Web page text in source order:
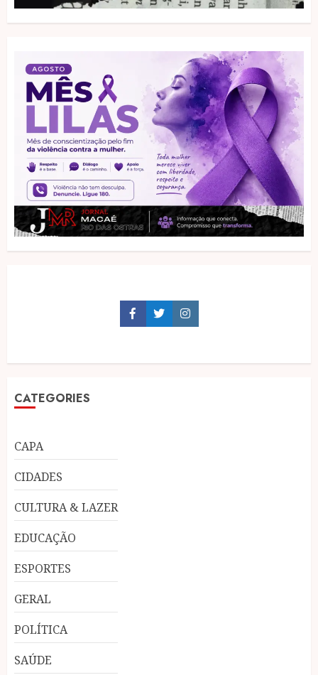
FacebookTwitterInstagram
CATEGORIES
CAPA
CIDADES
CULTURA & LAZER
EDUCAÇÃO
ESPORTES
GERAL
POLÍTICA
SAÚDE